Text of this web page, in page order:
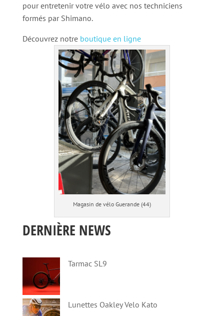
pour entretenir votre vélo avec nos techniciens
formés par Shimano.
Découvrez notre boutique en ligne
Magasin de vélo Guerande (44)
DERNIÈRE NEWS
Tarmac SL9
Lunettes Oakley Velo Kato